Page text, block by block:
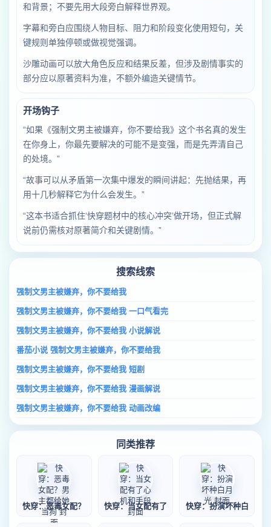
和背景；不要先用大段旁白解释世界观。
字幕和旁白应围绕人物目标、阻力和阶段变化使用短句，关
键规则单独停顿或做视觉强调。
沙雕动画可以放大角色反应和结果反差，但涉及剧情事实的
部分应以原著资料为准，不额外编造关键情节。
开场钩子
“如果《强制文男主被嫌弃，你不要给我》这个书名真的发生
在你身上，你最先要解决的可能不是变强，而是先弄清自己
的处境。”
“故事可以从矛盾第一次集中爆发的瞬间讲起：先抛结果，再
用十几秒解释它为什么会发生。”
“这本书适合抓住‘快穿题材中的核心冲突’做开场，但正式解
说前仍需核对原著简介和关键剧情。”
搜索线索
强制文男主被嫌弃，你不要给我
强制文男主被嫌弃，你不要给我 一口气看完
强制文男主被嫌弃，你不要给我 小说解说
番茄小说 强制文男主被嫌弃，你不要给我
强制文男主被嫌弃，你不要给我 短剧
强制文男主被嫌弃，你不要给我 漫画解说
强制文男主被嫌弃，你不要给我 动画改编
同类推荐
快穿：恶毒女配？ 快穿：当女配有了 快穿：扮演坏种白